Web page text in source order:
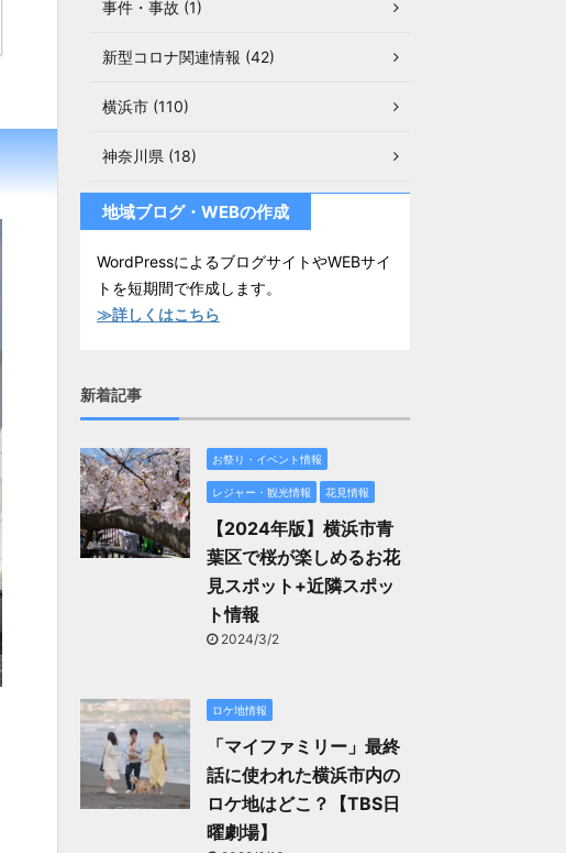
事件・事故 (1)
新型コロナ関連情報 (42)
横浜市 (110)
神奈川県 (18)
地域ブログ・WEBの作成
WordPressによるブログサイトやWEBサイ
トを短期間で作成します。
≫詳しくはこちら
新着記事
お祭り・イベント情報
レジャー・観光情報 花見情報
【2024年版】横浜市青
葉区で桜が楽しめるお花
見スポット+近隣スポッ
ト情報
2024/3/2
ロケ地情報
「マイファミリー」最終
話に使われた横浜市内の
ロケ地はどこ？【TBS日
曜劇場】